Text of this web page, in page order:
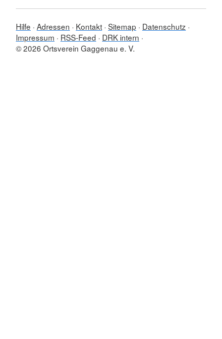
Hilfe Adressen Kontakt Sitemap
Datenschutz
Impressum
RSS-Feed
DRK intern
© 2026 Ortsverein Gaggenau e. V.